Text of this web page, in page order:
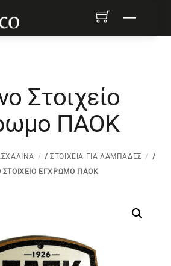
Menu
Στοιχείο
ΠΑΟΚ
/ΣΤΟΙΧΕΊΑ ΓΙΑ ΛΑΜΠΆΔΕΣ
/
ΣΤΟΙΧΕΊΟ ΈΓΧΡΩΜΟ ΠΑΟΚ